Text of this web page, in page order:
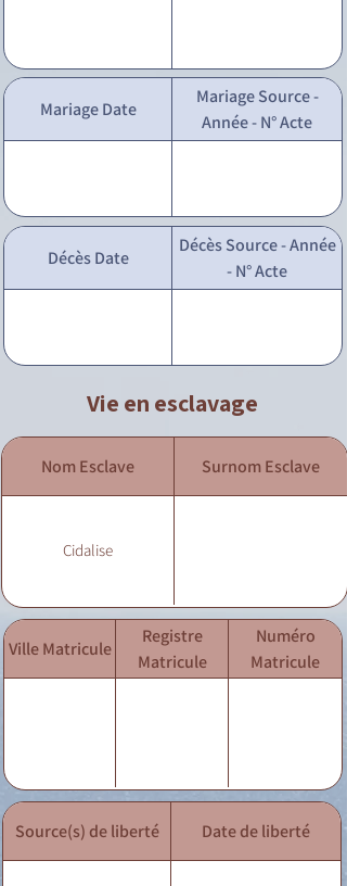
Mariage Date
Mariage Source -
Année - N° Acte
Décès Date
Décès Source - Année
- N° Acte
Vie en esclavage
Nom Esclave Surnom Esclave
Cidalise
Ville Matricule
Registre
Matricule
Numéro
Matricule
Source(s) de liberté Date de liberté